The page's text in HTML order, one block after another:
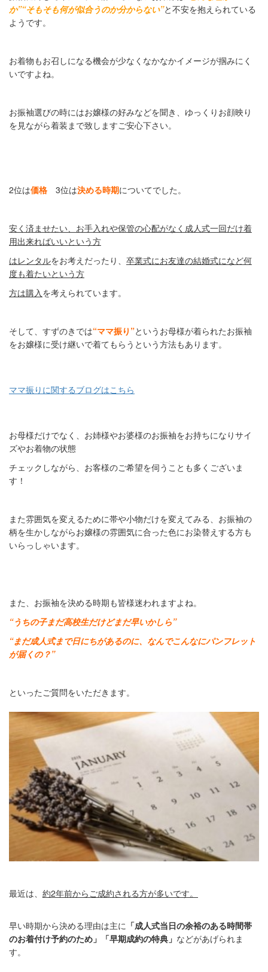
か”“そもそも何が似合うのか分からない”と不安を抱えられている
ようです。
お着物もお召しになる機会が少なくなかなかイメージが掴みにく
いですよね。
お振袖選びの時にはお嬢様の好みなどを聞き、ゆっくりお顔映り
を見ながら着装まで致しますご安心下さい。
2位は価格 3位は決める時期についてでした。
安く済ませたい、お手入れや保管の心配がなく成人式一回だけ着
用出来ればいいという方
はレンタルをお考えだったり、 卒業式にお友達の結婚式になど何
度も着たいという方
方は購入を考えられています。
そして、すずのきでは“ママ振り”というお母様が着られたお振袖
をお嬢様に受け継いで着てもらうという方法もあります。
ママ振りに関するブログはこちら
お母様だけでなく、お姉様やお婆様のお振袖をお持ちになりサイ
ズやお着物の状態
チェックしながら、お客様のご希望を伺うことも多くございま
す！
また雰囲気を変えるために帯や小物だけを変えてみる、お振袖の
柄を生かしながらお嬢様の雰囲気に合った色にお染替えする方も
いらっしゃいます。
また、お振袖を決める時期も皆様迷われますよね。
“うちの子まだ高校生だけどまだ早いかしら”
“まだ成人式まで日にちがあるのに、なんでこんなにパンフレット
が届くの？”
といったご質問をいただきます。
最近は、 約2年前からご成約される方が多いです。
早い時期から決める理由は主に 「成人式当日の余裕のある時間帯
のお着付け予約のため」「早期成約の特典」 などがあげられま
す。